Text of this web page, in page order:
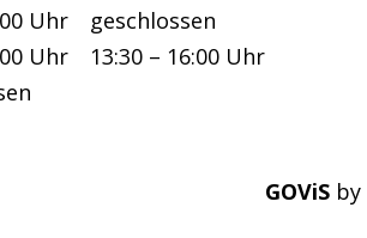
Uhr
geschlossen
Uhr
13:30 – 16:00 Uhr
GOViSby